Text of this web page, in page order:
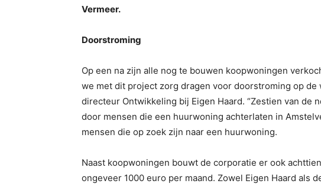
Vermeer.
Doorstroming
Op een na zijn alle nog te bouwen koopwoningen
we met dit project zorg dragen voor doorstroming op de
directeur Ontwikkeling bij Eigen Haard. “Zestien van de
door mensen die een huurwoning achterlaten in
mensen die op zoek zijn naar een huurwoning.
Naast koopwoningen bouwt de corporatie er ook
ongeveer 1000 euro per maand. Zowel Eigen Haard als